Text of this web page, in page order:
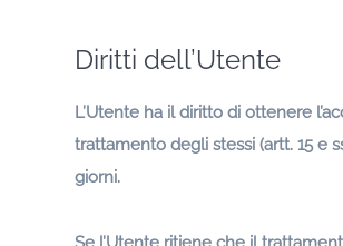
Diritti dell’Utente
L’Utente ha il diritto di ottenere
trattamento degli stessi (artt. 15 e
giorni.